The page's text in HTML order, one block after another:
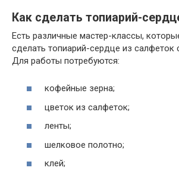
Как сделать топиарий-
Есть различные мастер-классы,
сделать топиарий-сердце из салфеток
Для работы потребуются:
кофейные зерна;
цветок из салфеток;
ленты;
шелковое полотно;
клей;